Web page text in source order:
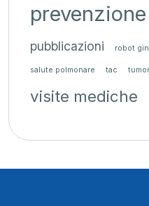
prevenzione
pubblicazioni robot
salute polmonare tac
visite mediche